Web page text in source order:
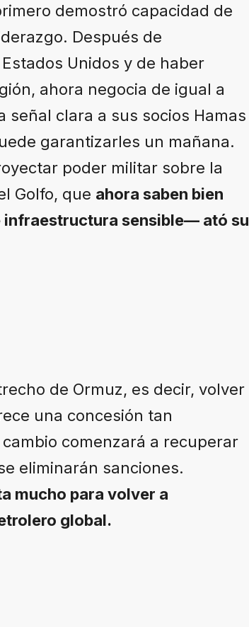
demostró capacidad de
Después de
Unidos y de haber
ahora negocia de igual a
señal clara a sus socios Hamas
garantizarles un mañana.
poder militar sobre la
Golfo, que ahora saben bien
infraestructura sensible— ató su
de Ormuz, es decir, volver
una concesión tan
comenzará a recuperar
eliminarán sanciones.
mucho para volver a
global.